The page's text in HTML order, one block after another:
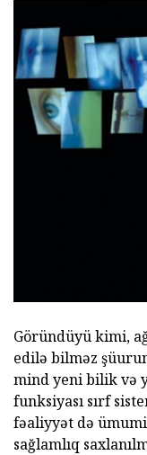
Göründüyü kimi,
edilə bilməz
mind yeni bilik və
funksiyası sırf
fəaliyyət də
sağlamlıq